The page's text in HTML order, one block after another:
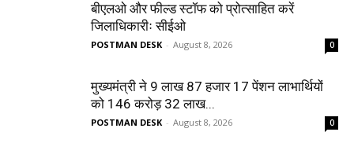
बीएलओ और फील्ड स्टॉफ को प्रोत्साहित करें
जिलाधिकारीः सीईओ
POSTMAN DESK - August 8, 2026 0
मुख्यमंत्री ने 9 लाख 87 हजार 17 पेंशन लाभार्थियों
को 146 करोड़ 32 लाख...
POSTMAN DESK - August 8, 2026 0